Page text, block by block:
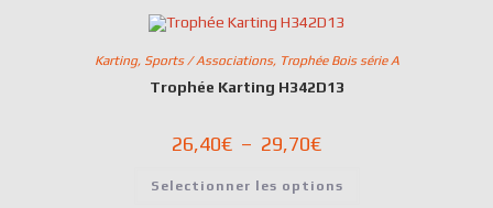
Karting, Sports / Associations, Trophée Bois série A
Trophée Karting H342D13
26,40€ – 29,70€
Selectionner les options